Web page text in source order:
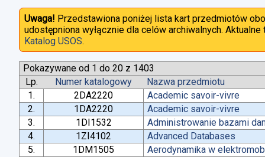
Uwaga! Przedstawiona poniżej lista kart przedmiotów
udostępniona wyłącznie dla celów archiwalnych.
Katalog USOS.
Pokazywane od 1 do 20 z 1403
Lp.
Numer katalogowy
Nazwa przedmiotu
1.
2DA2220
Academic savoir-vivre
2.
1DA2220
Academic savoir-vivre
3.
1DI1532
Administrowanie bazami
4.
1ZI4102
Advanced Databases
5.
1DM1505
Aerodynamika w